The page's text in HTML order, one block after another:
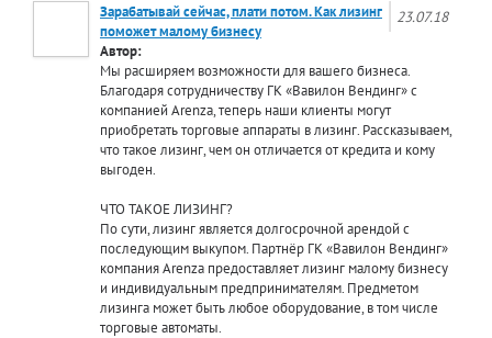
23.07.18
Зарабатывай сейчас, плати потом. Как лизинг
поможет малому бизнесу
Автор:
Мы расширяем возможности для вашего бизнеса.
Благодаря сотрудничеству ГК «Вавилон Вендинг» с
компанией Arenza, теперь наши клиенты могут
приобретать торговые аппараты в лизинг. Рассказываем,
что такое лизинг, чем он отличается от кредита и кому
выгоден.
ЧТО ТАКОЕ ЛИЗИНГ?
По сути, лизинг является долгосрочной арендой с
последующим выкупом. Партнёр ГК «Вавилон Вендинг»
компания Arenza предоставляет лизинг малому бизнесу
и индивидуальным предпринимателям. Предметом
лизинга может быть любое оборудование, в том числе
торговые автоматы.